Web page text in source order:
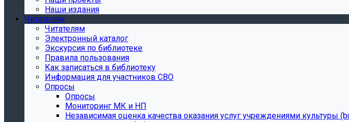
Наши издания
Читателям
Читателям
Электронный каталог
Экскурсия по библиотеке
Правила пользования
Как записаться в библиотеку
Информация для участников СВО
Опросы
Опросы
Мониторинг МК и НП
Независимая оценка качества оказания услуг учреждениями культуры